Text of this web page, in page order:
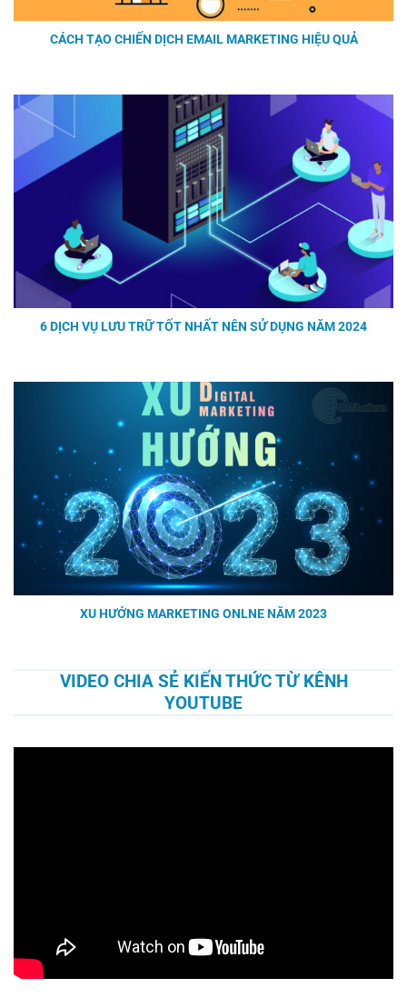
CÁCH TẠO CHIẾN DỊCH EMAIL MARKETING HIỆU QUẢ
6 DỊCH VỤ LƯU TRỮ TỐT NHẤT NÊN SỬ DỤNG NĂM 2024
XU HƯỚNG MARKETING ONLNE NĂM 2023
VIDEO CHIA SẺ KIẾN THỨC TỪ KÊNH
YOUTUBE